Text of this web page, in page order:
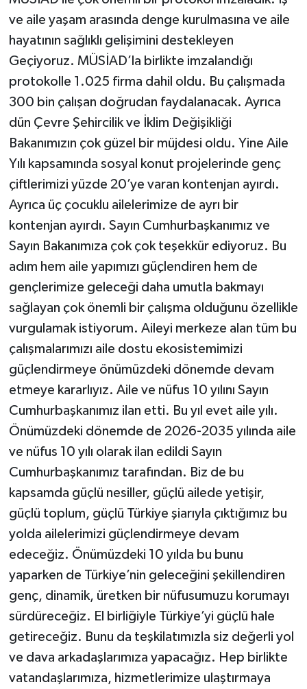
ve aile yaşam arasında denge kurulmasına ve aile
hayatının sağlıklı gelişimini destekleyen
Geçiyoruz. MÜSİAD’la birlikte imzalandığı
protokolle 1.025 firma dahil oldu. Bu çalışmada
300 bin çalışan doğrudan faydalanacak. Ayrıca
dün Çevre Şehircilik ve İklim Değişikliği
Bakanımızın çok güzel bir müjdesi oldu. Yine Aile
Yılı kapsamında sosyal konut projelerinde genç
çiftlerimizi yüzde 20’ye varan kontenjan ayırdı.
Ayrıca üç çocuklu ailelerimize de ayrı bir
kontenjan ayırdı. Sayın Cumhurbaşkanımız ve
Sayın Bakanımıza çok çok teşekkür ediyoruz. Bu
adım hem aile yapımızı güçlendiren hem de
gençlerimize geleceği daha umutla bakmayı
sağlayan çok önemli bir çalışma olduğunu özellikle
vurgulamak istiyorum. Aileyi merkeze alan tüm bu
çalışmalarımızı aile dostu ekosistemimizi
güçlendirmeye önümüzdeki dönemde devam
etmeye kararlıyız. Aile ve nüfus 10 yılını Sayın
Cumhurbaşkanımız ilan etti. Bu yıl evet aile yılı.
Önümüzdeki dönemde de 2026-2035 yılında aile
ve nüfus 10 yılı olarak ilan edildi Sayın
Cumhurbaşkanımız tarafından. Biz de bu
kapsamda güçlü nesiller, güçlü ailede yetişir,
güçlü toplum, güçlü Türkiye şiarıyla çıktığımız bu
yolda ailelerimizi güçlendirmeye devam
edeceğiz. Önümüzdeki 10 yılda bu bunu
yaparken de Türkiye’nin geleceğini şekillendiren
genç, dinamik, üretken bir nüfusumuzu korumayı
sürdüreceğiz. El birliğiyle Türkiye’yi güçlü hale
getireceğiz. Bunu da teşkilatımızla siz değerli yol
ve dava arkadaşlarımıza yapacağız. Hep birlikte
vatandaşlarımıza, hizmetlerimize ulaştırmaya